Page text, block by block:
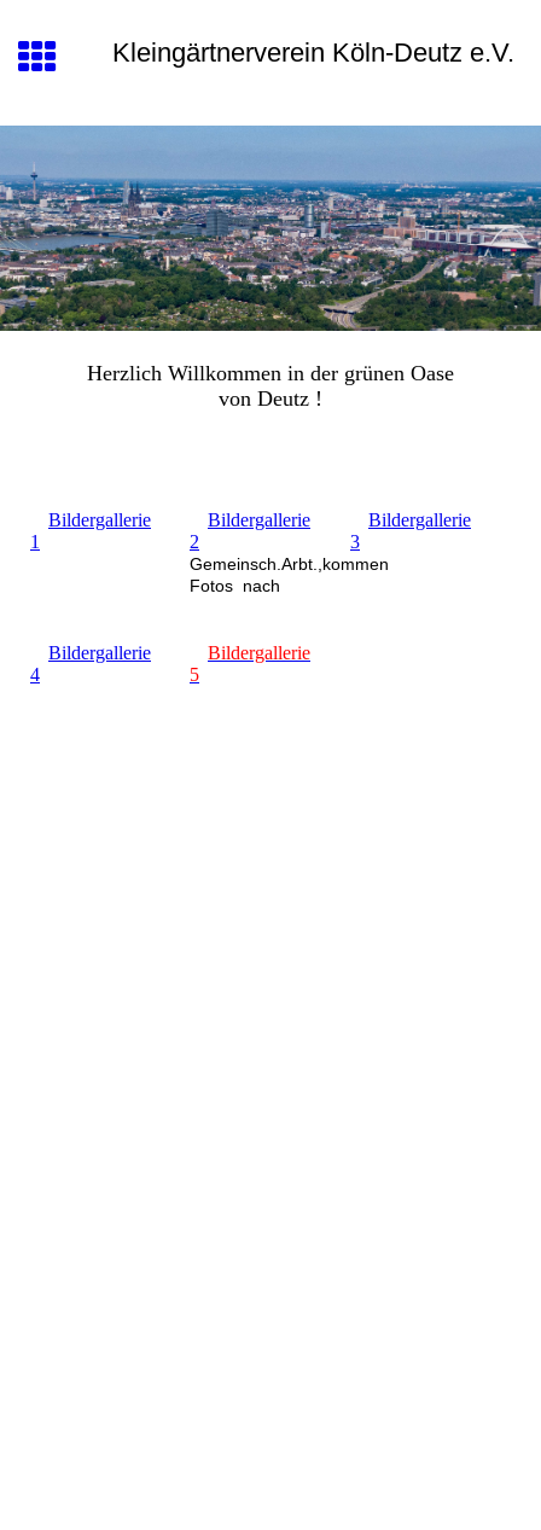
Kleingärtnerverein Köln-Deutz e.V.
Herzlich Willkommen in der grünen Oase
von Deutz !
Bildergallerie
1
Bildergallerie
2
Gemeinsch.Arbt.,kommen
Fotos nach
Bildergallerie
3
Bildergallerie
4
Bildergallerie
5